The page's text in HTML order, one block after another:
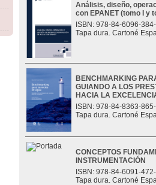
Análisis, diseño,
con EPANET (tomo I y
ISBN: 978-84-6096-
Tapa dura. Cartoné
BENCHMARKING
GUIANDO A LOS
HACIA LA
ISBN: 978-84-8363-
Tapa dura. Cartoné
CONCEPTOS
INSTRUMENTACIÓN
ISBN: 978-84-6091-
Tapa dura. Cartoné